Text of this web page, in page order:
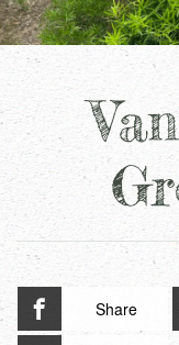
Share